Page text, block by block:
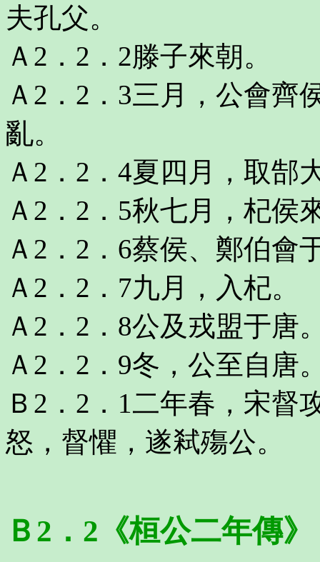
夫孔父。
Ａ2．2．2滕子來朝。
Ａ2．2．3三月，公會齊
亂。
Ａ2．2．4夏四月，取郜
Ａ2．2．5秋七月，杞侯
Ａ2．2．6蔡侯、鄭伯會
Ａ2．2．7九月，入杞。
Ａ2．2．8公及戎盟于唐
Ａ2．2．9冬，公至自唐
Ｂ2．2．1二年春，宋督
怒，督懼，遂弒殤公。
Ｂ2．2《桓公二年傳》